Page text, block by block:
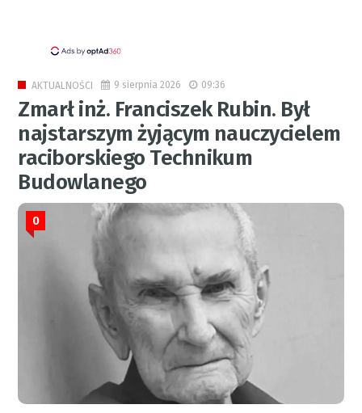
AKTUALNOŚCI 9 sierpnia 2026 09:36
Zmarł inż. Franciszek Rubin. Był
najstarszym żyjącym nauczycielem
raciborskiego Technikum
Budowlanego
0